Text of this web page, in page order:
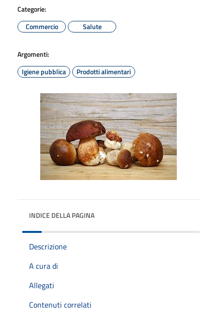
Categorie:
Commercio
Salute
Argomenti:
Igiene pubblica
Prodotti alimentari
INDICE DELLA PAGINA
Descrizione
A cura di
Allegati
Contenuti correlati